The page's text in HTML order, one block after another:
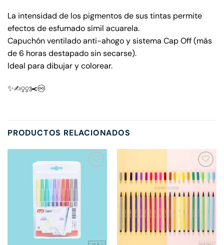
La intensidad de los pigmentos de sus tintas permite
efectos de esfumado símil acuarela.
Capuchón ventilado anti-ahogo y sistema Cap Off (más
de 6 horas destapado sin secarse).
Ideal para dibujar y colorear.
✨✍‍♀️‍♀️✂️♾️
PRODUCTOS RELACIONADOS
Añadir
a la
deseos